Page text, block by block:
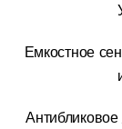
Емкостное